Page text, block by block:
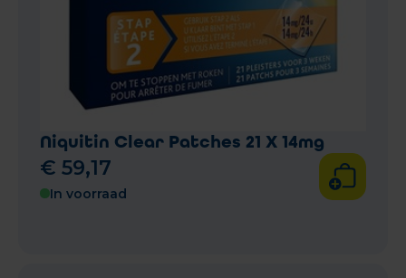
Niquitin Clear Patches 21 X 14mg
€ 59,17
In voorraad